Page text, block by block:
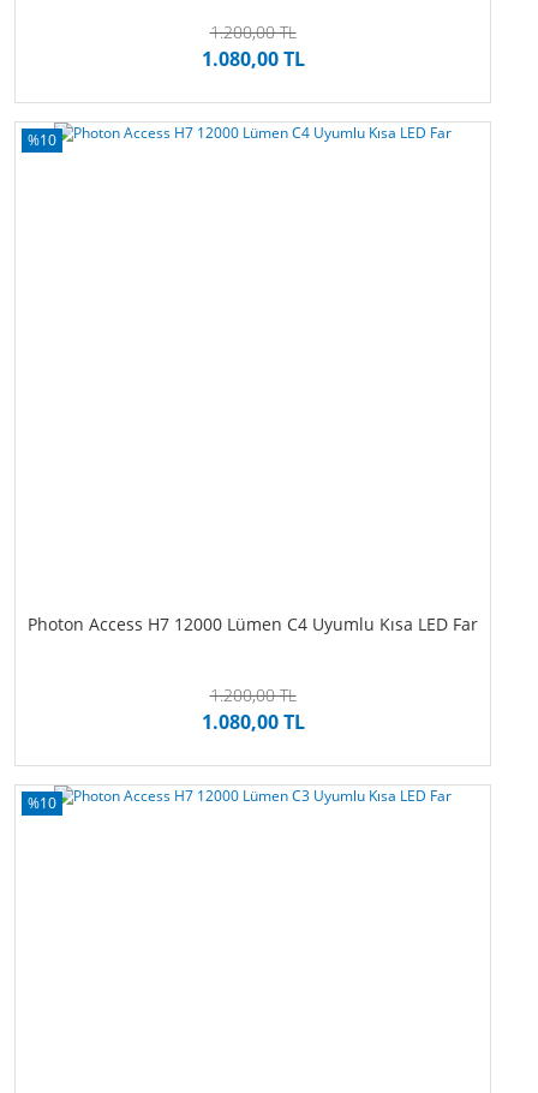
1.200,00 TL
1.080,00 TL
%10
Photon Access H7 12000 Lümen C4 Uyumlu Kısa LED Far
1.200,00 TL
1.080,00 TL
%10